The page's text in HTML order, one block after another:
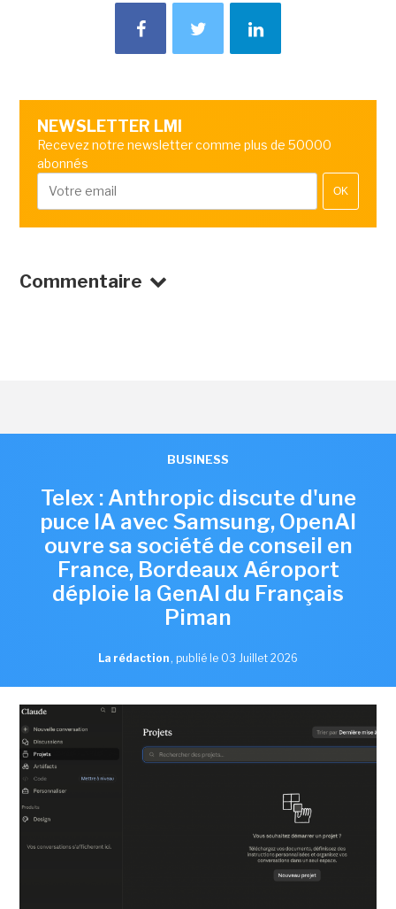
NEWSLETTER LMI
Recevez notre newsletter comme plus de 50000
abonnés
OK
Commentaire
BUSINESS
Telex : Anthropic discute d'une
puce IA avec Samsung, OpenAI
ouvre sa société de conseil en
France, Bordeaux Aéroport
déploie la GenAI du Français
Piman
La rédaction , publié le 03 Juillet 2026